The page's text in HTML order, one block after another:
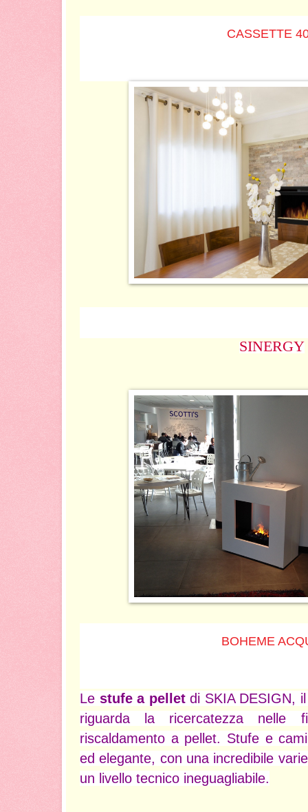
CASSETTE
SINERGY
BOHEME
Le stufe a pellet di SKIA DESIGN,
riguarda la ricercatezza nelle
riscaldamento a pellet. Stufe e
ed elegante, con una incredibile
un livello tecnico ineguagliabile.